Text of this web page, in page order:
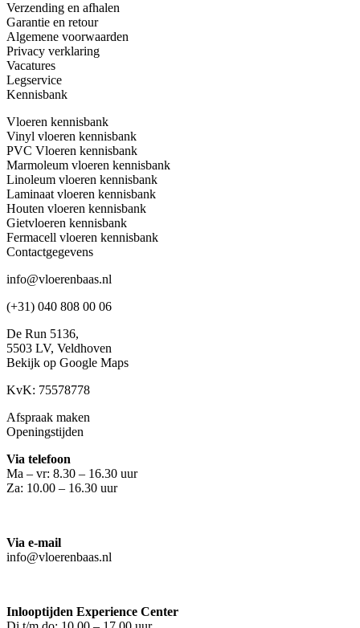
Verzending en afhalen
Garantie en retour
Algemene voorwaarden
Privacy verklaring
Vacatures
Legservice
Kennisbank
Vloeren kennisbank
Vinyl vloeren kennisbank
PVC Vloeren kennisbank
Marmoleum vloeren kennisbank
Linoleum vloeren kennisbank
Laminaat vloeren kennisbank
Houten vloeren kennisbank
Gietvloeren kennisbank
Fermacell vloeren kennisbank
Contactgegevens
info@vloerenbaas.nl
(+31) 040 808 00 06
De Run 5136,
5503 LV, Veldhoven
Bekijk op Google Maps
KvK: 75578778
Afspraak maken
Openingstijden
Via telefoon
Ma – vr: 8.30 – 16.30 uur
Za: 10.00 – 16.30 uur
Via e-mail
info@vloerenbaas.nl
Inlooptijden Experience Center